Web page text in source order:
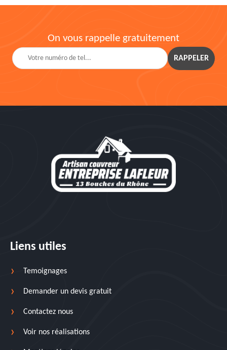
On vous rappelle gratuitement
Liens utiles
Temoignages
Demander un devis gratuit
Contactez nous
Voir nos réalisations